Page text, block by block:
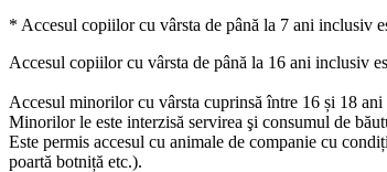
* Accesul copiilor cu vârsta de până la 7 ani inclusiv
Accesul copiilor cu vârsta de până la 16 ani inclusiv
Accesul minorilor cu vârsta cuprinsă între 16 și 18
Minorilor le este interzisă servirea şi consumul de
Este permis accesul cu animale de companie cu
poartă botniță etc.).